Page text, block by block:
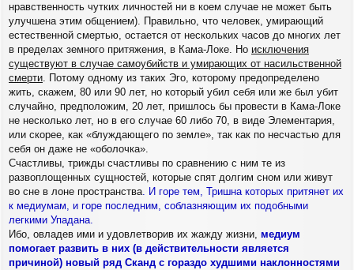
нравственность чутких личностей ни в коем случае не может быть
улучшена этим общением). Правильно, что человек, умирающий
естественной смертью, остается от нескольких часов до многих лет
в пределах земного притяжения, в Кама-Локе. Но исключения
существуют в случае самоубийств и умирающих от насильственной
смерти. Потому одному из таких Эго, которому предопределено
жить, скажем, 80 или 90 лет, но который убил себя или же был убит
случайно, предположим, 20 лет, пришлось бы провести в Кама-Локе
не несколько лет, но в его случае 60 либо 70, в виде Элементария,
или скорее, как «блуждающего по земле», так как по несчастью для
себя он даже не «оболочка».
Счастливы, трижды счастливы по сравнению с ним те из
развоплощенных сущностей, которые спят долгим сном или живут
во сне в лоне пространства. И горе тем, Тришна которых притянет их
к медиумам, и горе последним, соблазняющим их подобными
легкими Упадана.
Ибо, овладев ими и удовлетворив их жажду жизни, медиум
помогает развить в них (в действительности является
причиной) новый ряд Сканд с гораздо худшими наклонностями